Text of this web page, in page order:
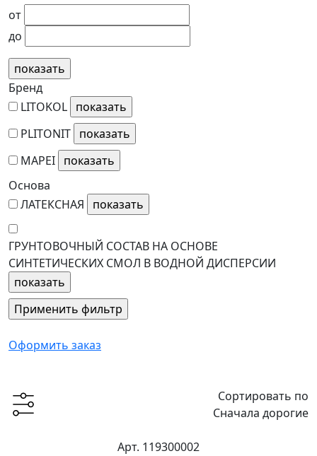
от
до
Бренд
LITOKOL
PLITONIT
MAPEI
Основа
ЛАТЕКСНАЯ
ГРУНТОВОЧНЫЙ СОСТАВ НА ОСНОВЕ
СИНТЕТИЧЕСКИХ СМОЛ В ВОДНОЙ ДИСПЕРСИИ
Оформить заказ
Сортировать по
Сначала дорогие
Арт. 119300002